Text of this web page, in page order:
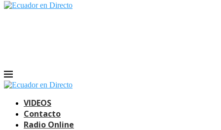
VIDEOS
Contacto
Radio Online